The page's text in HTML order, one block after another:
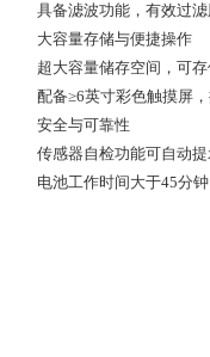
具备滤波功能，有效过
大容量存储与便捷操作
超大容量储存空间，可
配备≥6英寸彩色触摸屏
安全与可靠性
传感器自检功能可自动
电池工作时间大于45分